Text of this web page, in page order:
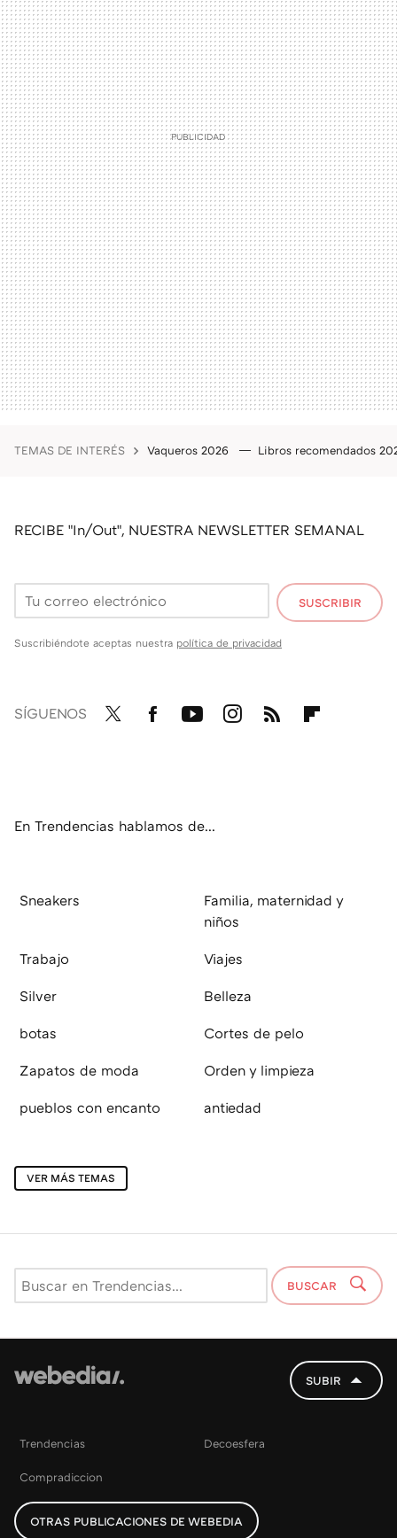
TEMAS DE INTERÉS Vaqueros 2026 Libros recomendados
RECIBE "In/Out", NUESTRA NEWSLETTER SEMANAL
SUSCRIBIR
Suscribiéndote aceptas nuestra política de privacidad
SÍGUENOS
En Trendencias hablamos de...
Sneakers
Familia, maternidad y
niños
Trabajo Viajes
Silver Belleza
botas Cortes de pelo
Zapatos de moda Orden y limpieza
pueblos con encanto antiedad
VER MÁS TEMAS
BUSCAR
SUBIR
Trendencias Decoesfera
Compradiccion
OTRAS PUBLICACIONES DE WEBEDIA